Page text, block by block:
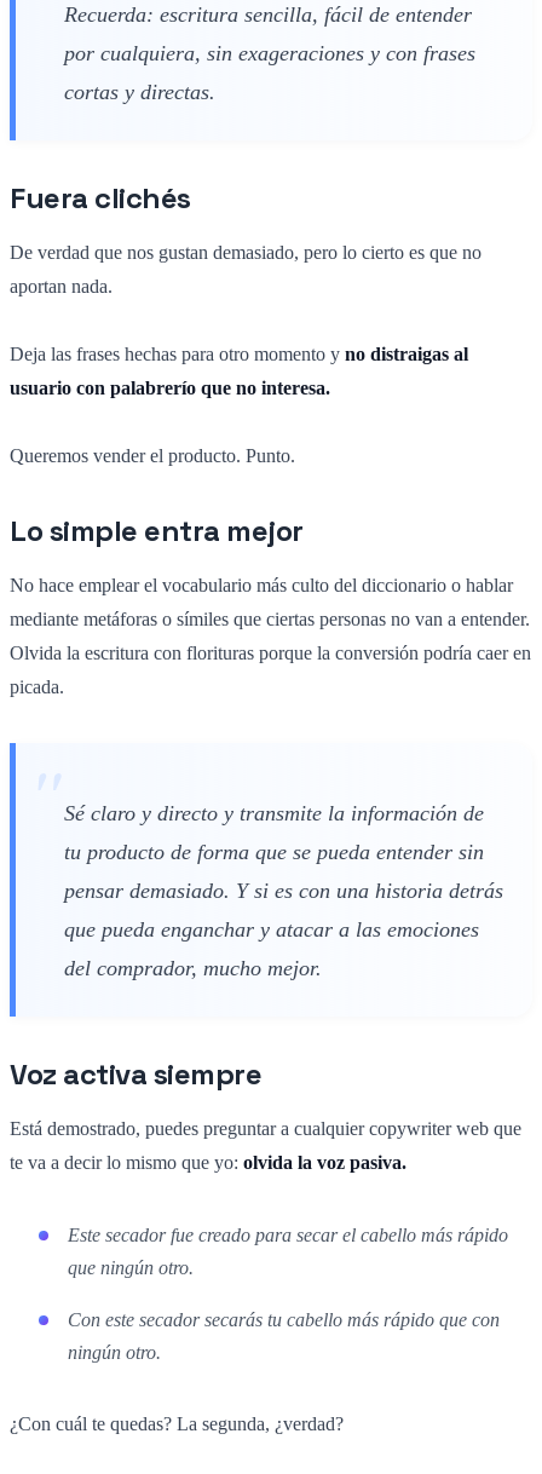
Recuerda: escritura sencilla, fácil de entender
por cualquiera, sin exageraciones y con frases
cortas y directas.
Fuera clichés
De verdad que nos gustan demasiado, pero lo cierto es que no
aportan nada.
Deja las frases hechas para otro momento y no distraigas al
usuario con palabrerío que no interesa.
Queremos vender el producto. Punto.
Lo simple entra mejor
No hace emplear el vocabulario más culto del diccionario o hablar
mediante metáforas o símiles que ciertas personas no van a entender.
Olvida la escritura con florituras porque la conversión podría caer en
picada.
Sé claro y directo y transmite la información de
tu producto de forma que se pueda entender sin
pensar demasiado. Y si es con una historia detrás
que pueda enganchar y atacar a las emociones
del comprador, mucho mejor.
Voz activa siempre
Está demostrado, puedes preguntar a cualquier copywriter web que
te va a decir lo mismo que yo: olvida la voz pasiva.
Este secador fue creado para secar el cabello más rápido
que ningún otro.
Con este secador secarás tu cabello más rápido que con
ningún otro.
¿Con cuál te quedas? La segunda, ¿verdad?